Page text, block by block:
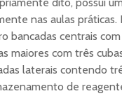
nas aulas práticas.
bancadas centrais
maiores com três
laterais contendo
de